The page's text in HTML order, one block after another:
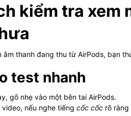
kiểm tra xem
âm thanh đang thu từ AirPods, bạn
test nhanh
gõ nhẹ vào một bên tai AirPods.
nếu nghe tiếng cốc cốc rõ